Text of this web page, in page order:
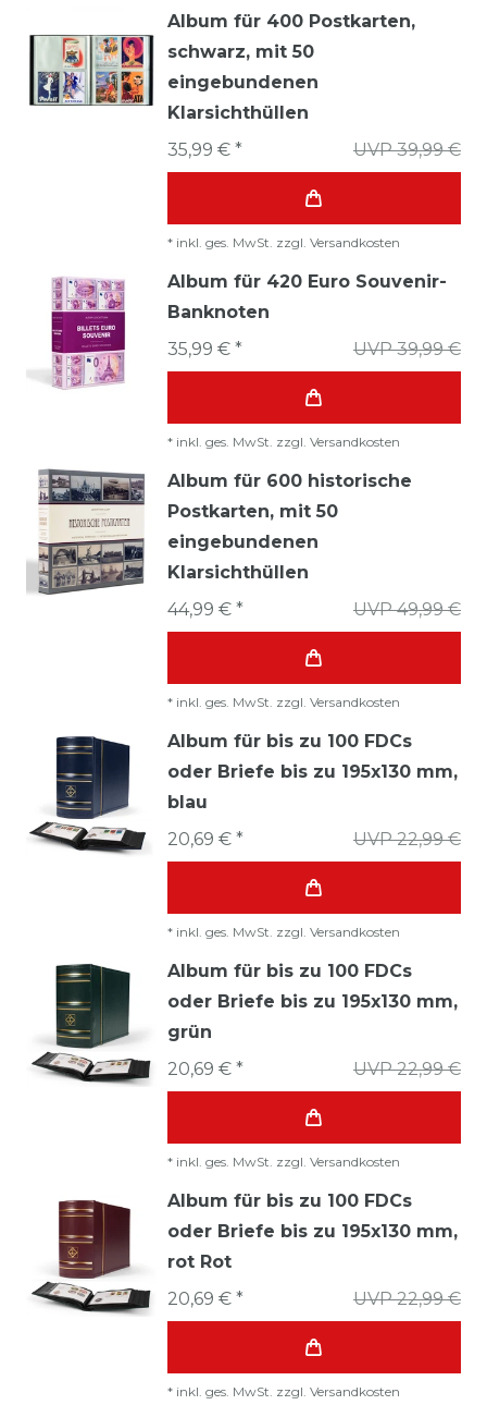
Album für 400 Postkarten,
schwarz, mit 50
eingebundenen
Klarsichthüllen
UVP 39,99 €
35,99 € *
* inkl. ges. MwSt. zzgl. Versandkosten
Album für 420 Euro Souvenir-
Banknoten
UVP 39,99 €
35,99 € *
* inkl. ges. MwSt. zzgl. Versandkosten
Album für 600 historische
Postkarten, mit 50
eingebundenen
Klarsichthüllen
UVP 49,99 €
44,99 € *
* inkl. ges. MwSt. zzgl. Versandkosten
Album für bis zu 100 FDCs
oder Briefe bis zu 195x130 mm,
blau
UVP 22,99 €
20,69 € *
* inkl. ges. MwSt. zzgl. Versandkosten
Album für bis zu 100 FDCs
oder Briefe bis zu 195x130 mm,
grün
UVP 22,99 €
20,69 € *
* inkl. ges. MwSt. zzgl. Versandkosten
Album für bis zu 100 FDCs
oder Briefe bis zu 195x130 mm,
rot Rot
UVP 22,99 €
20,69 € *
* inkl. ges. MwSt. zzgl. Versandkosten